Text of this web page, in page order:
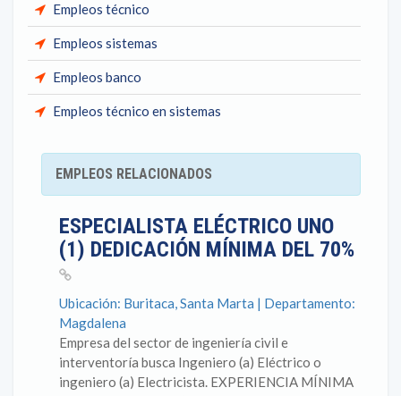
Empleos técnico
Empleos sistemas
Empleos banco
Empleos técnico en sistemas
EMPLEOS RELACIONADOS
ESPECIALISTA ELÉCTRICO UNO
(1) DEDICACIÓN MÍNIMA DEL 70%
Ubicación: Buritaca, Santa Marta | Departamento:
Magdalena
Empresa del sector de ingeniería civil e
interventoría busca Ingeniero (a) Eléctrico o
ingeniero (a) Electricista. EXPERIENCIA MÍNIMA